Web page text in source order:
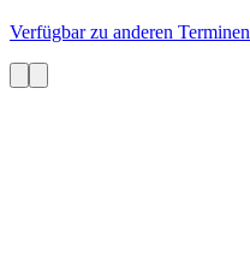
Verfügbar zu anderen Terminen